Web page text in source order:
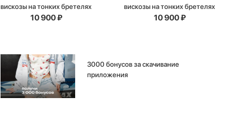
вискозы на тонких бретелях
10 900₽
вискозы на тонких бретелях
10 900₽
3000 бонусов за скачивание
приложения